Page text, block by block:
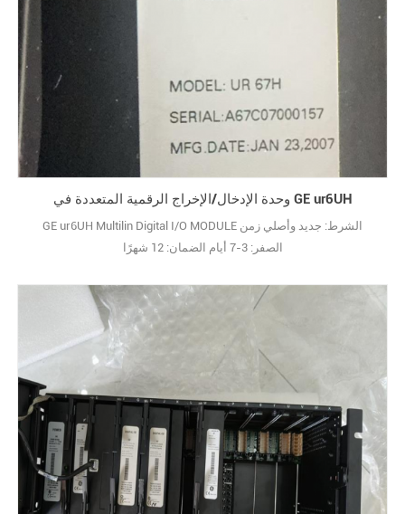
وحدة الإدخال/الإخراج الرقمية المتعددة في GE ur6UH
GE ur6UH Multilin Digital I/O MODULE الشرط: جديد وأصلي زمن
الصفر: 3-7 أيام الضمان: 12 شهرًا